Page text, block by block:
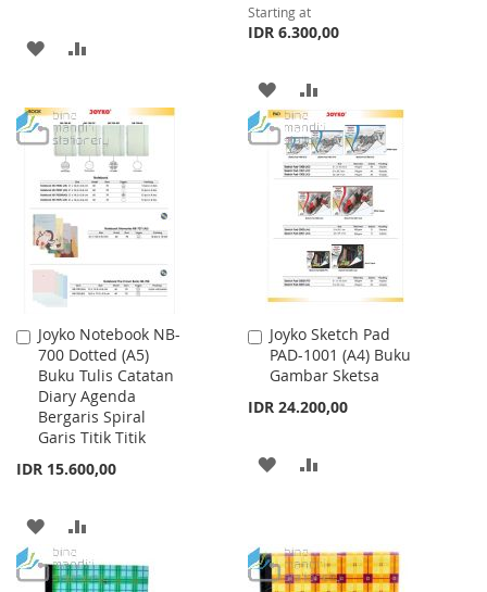
ADD
WISH
LIST
COMPARE
Starting at
IDR 6.300,00
ADD
TO
WISH
LIST
TO
COMPARE
Joyko Notebook NB-
700 Dotted (A5)
Buku Tulis Catatan
Diary Agenda
Bergaris Spiral
Garis Titik Titik
IDR 15.600,00
Add
to
Cart
ADD
TO
TO
Joyko Sketch Pad
PAD-1001 (A4) Buku
Gambar Sketsa
IDR 24.200,00
Add
to
Cart
ADD
LIST